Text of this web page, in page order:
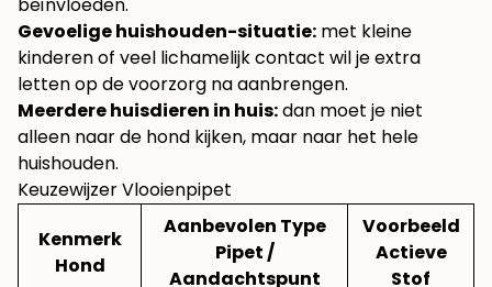
beïnvloeden.
Gevoelige huishouden-situatie: met kleine
kinderen of veel lichamelijk contact wil je extra
letten op de voorzorg na aanbrengen.
Meerdere huisdieren in huis:dan moet je niet
alleen naar de hond kijken, maar naar het hele
huishouden.
Keuzewijzer Vlooienpipet
Kenmerk
Hond
Aanbevolen Type
Pipet /
Aandachtspunt
Voorbeeld
Actieve
Stof